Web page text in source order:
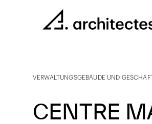
VERWALTUNGSGEBÄUDE UND
CENTRE